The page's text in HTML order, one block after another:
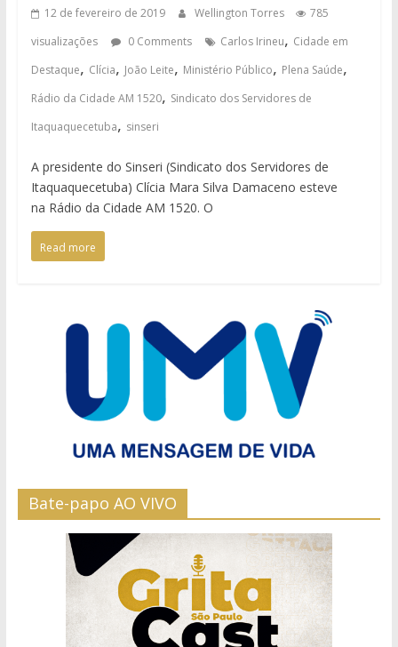
12 de fevereiro de 2019 Wellington Torres
785
visualizações
0 Comments Carlos Irineu, Cidade em
Destaque, Clícia, João Leite, Ministério Público, Plena Saúde,
Rádio da Cidade AM 1520, Sindicato dos Servidores de
Itaquaquecetuba, sinseri
A presidente do Sinseri (Sindicato dos Servidores de
Itaquaquecetuba) Clícia Mara Silva Damaceno esteve
na Rádio da Cidade AM 1520. O
Read more
Bate-papo AO VIVO